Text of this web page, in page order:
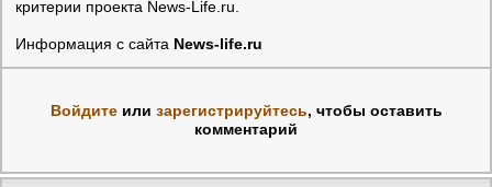
критерии проекта News-Life.ru.
Информация с сайта News-life.ru
Войдитеили зарегистрируйтесь, чтобы оставить
комментарий